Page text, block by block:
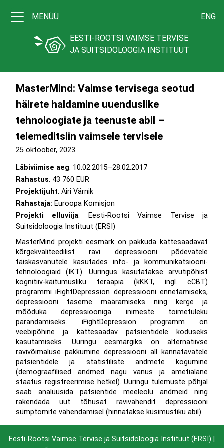
MENÜÜ ENG
EESTI-ROOTSI VAIMSE TERVISE
JA SUITSIDOLOOGIA INSTITUUT
MasterMind: Vaimse tervisega seotud
häirete haldamine uuenduslike
tehnoloogiate ja teenuste abil –
telemeditsiin vaimsele tervisele
25 oktoober, 2023
Läbiviimise aeg: 10.02.2015–28.02.2017
Rahastus: 43 760 EUR
Projektijuht: Airi Värnik
Rahastaja: Euroopa Komisjon
Projekti elluviija: Eesti-Rootsi Vaimse Tervise ja
Suitsidoloogia Instituut (ERSI)
MasterMind projekti eesmärk on pakkuda kättesaadavat
kõrgekvaliteedilist ravi depressiooni põdevatele
täiskasvanutele kasutades info- ja kommunikatsiooni-
tehnoloogiaid (IKT). Uuringus kasutatakse arvutipõhist
kognitiiv-käitumusliku teraapia (kKKT, ingl. cCBT)
programmi iFightDepression depressiooni ennetamiseks,
depressiooni taseme määramiseks ning kerge ja
mõõduka depressiooniga inimeste toimetuleku
parandamiseks. iFightDepression programm on
veebipõhine ja kättesaadav patsientidele koduseks
kasutamiseks. Uuringu eesmärgiks on alternatiivse
ravivõimaluse pakkumine depressiooni all kannatavatele
patsientidele ja statistiliste andmete kogumine
(demograafilised andmed nagu vanus ja ametialane
staatus registreerimise hetkel). Uuringu tulemuste põhjal
saab analüüsida patsientide meeleolu andmeid ning
rakendada uut tõhusat ravivahendit depressiooni
sümptomite vähendamisel (hinnatakse küsimustiku abil).
Eesti-Rootsi Vaimse Tervise ja Suitsidoloogia Instituut (ERSI) |